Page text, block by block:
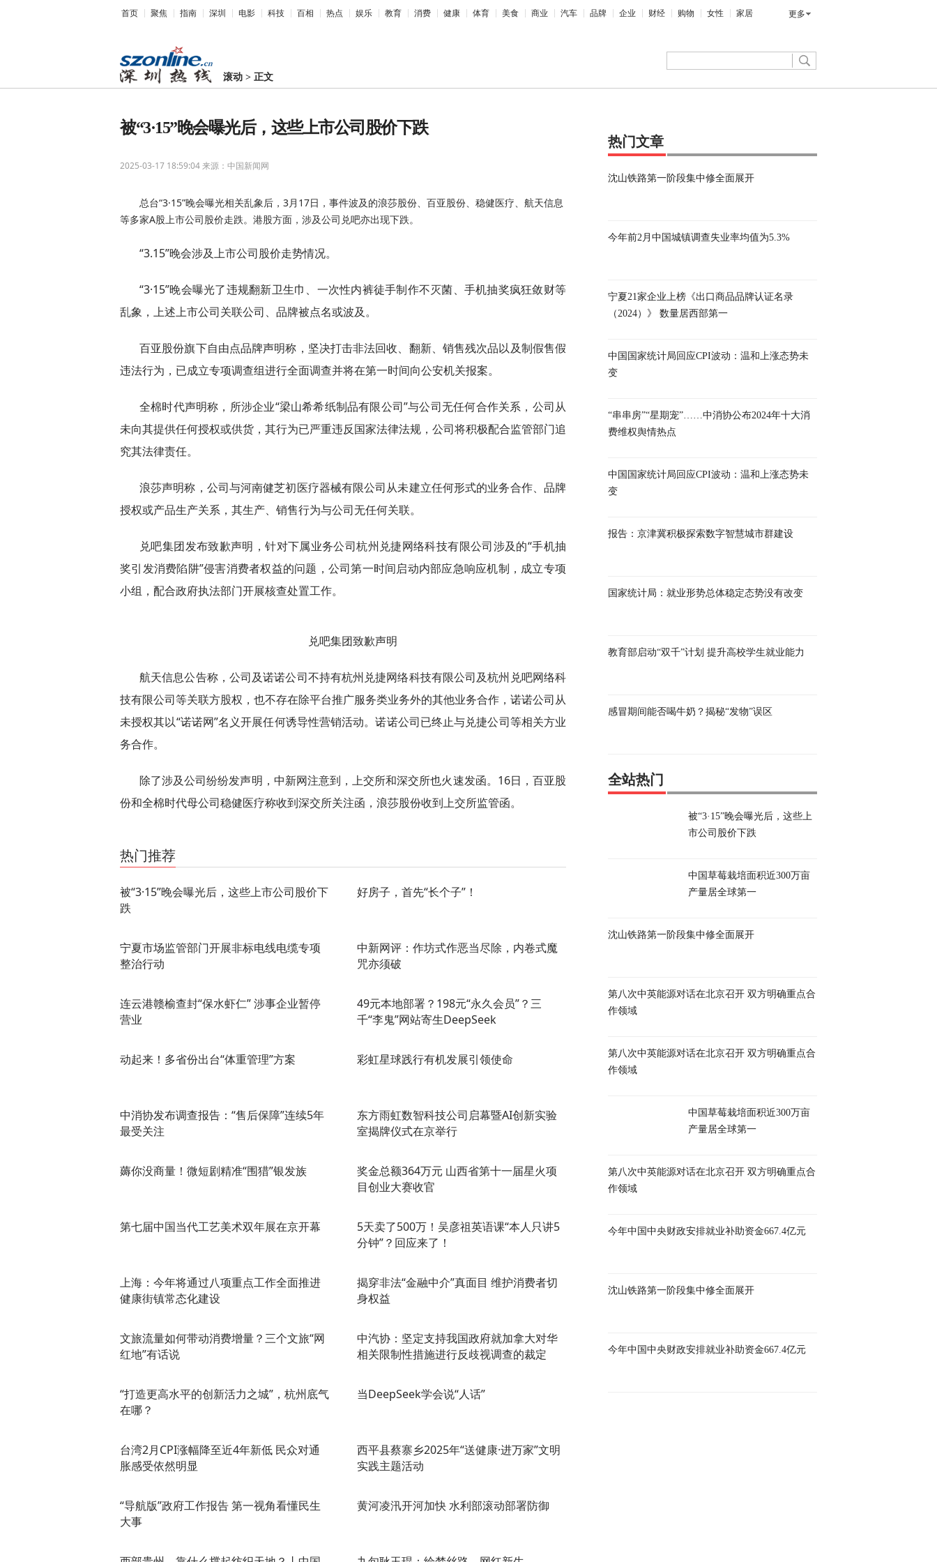
首页 聚焦 指南 深圳 电影 科技 百相 热点 娱乐 教育 消费 健康 体育 美食 商业 汽车 品牌 企业 财经 购物 女性 家居 更多
滚动 >正文
被“3·15”晚会曝光后，这些上市公司股价下跌
2025-03-17 18:59:04来源：中国新闻网
总台“3·15”晚会曝光相关乱象后，3月17日，事件波及的浪莎股份、百亚股份、稳健医疗、航天信息
等多家A股上市公司股价走跌。港股方面，涉及公司兑吧亦出现下跌。
“3.15”晚会涉及上市公司股价走势情况。
“3·15”晚会曝光了违规翻新卫生巾、一次性内裤徒手制作不灭菌、手机抽奖疯狂敛财等
乱象，上述上市公司关联公司、品牌被点名或波及。
百亚股份旗下自由点品牌声明称，坚决打击非法回收、翻新、销售残次品以及制假售假
违法行为，已成立专项调查组进行全面调查并将在第一时间向公安机关报案。
全棉时代声明称，所涉企业“梁山希希纸制品有限公司”与公司无任何合作关系，公司从
未向其提供任何授权或供货，其行为已严重违反国家法律法规，公司将积极配合监管部门追
究其法律责任。
浪莎声明称，公司与河南健芝初医疗器械有限公司从未建立任何形式的业务合作、品牌
授权或产品生产关系，其生产、销售行为与公司无任何关联。
兑吧集团发布致歉声明，针对下属业务公司杭州兑捷网络科技有限公司涉及的“手机抽
奖引发消费陷阱”侵害消费者权益的问题，公司第一时间启动内部应急响应机制，成立专项
小组，配合政府执法部门开展核查处置工作。
兑吧集团致歉声明
航天信息公告称，公司及诺诺公司不持有杭州兑捷网络科技有限公司及杭州兑吧网络科
技有限公司等关联方股权，也不存在除平台推广服务类业务外的其他业务合作，诺诺公司从
未授权其以“诺诺网”名义开展任何诱导性营销活动。诺诺公司已终止与兑捷公司等相关方业
务合作。
除了涉及公司纷纷发声明，中新网注意到，上交所和深交所也火速发函。16日，百亚股
份和全棉时代母公司稳健医疗称收到深交所关注函，浪莎股份收到上交所监管函。
热门推荐
被“3·15”晚会曝光后，这些上市公司股价下
跌
好房子，首先“长个子”！
宁夏市场监管部门开展非标电线电缆专项
整治行动
中新网评：作坊式作恶当尽除，内卷式魔
咒亦须破
连云港赣榆查封“保水虾仁” 涉事企业暂停
营业
49元本地部署？198元“永久会员”？三
千“李鬼”网站寄生DeepSeek
动起来！多省份出台“体重管理”方案 彩虹星球践行有机发展引领使命
中消协发布调查报告：“售后保障”连续5年
最受关注
东方雨虹数智科技公司启幕暨AI创新实验
室揭牌仪式在京举行
薅你没商量！微短剧精准“围猎”银发族
奖金总额364万元 山西省第十一届星火项
目创业大赛收官
第七届中国当代工艺美术双年展在京开幕
5天卖了500万！吴彦祖英语课“本人只讲5
分钟”？回应来了！
上海：今年将通过八项重点工作全面推进
健康街镇常态化建设
揭穿非法“金融中介”真面目 维护消费者切
身权益
文旅流量如何带动消费增量？三个文旅“网
红地”有话说
中汽协：坚定支持我国政府就加拿大对华
相关限制性措施进行反歧视调查的裁定
“打造更高水平的创新活力之城”，杭州底气
在哪？
当DeepSeek学会说“人话”
台湾2月CPI涨幅降至近4年新低 民众对通
胀感受依然明显
西平县蔡寨乡2025年“送健康·进万家”文明
实践主题活动
“导航版”政府工作报告 第一视角看懂民生
大事
黄河凌汛开河加快 水利部滚动部署防御
热门文章
沈山铁路第一阶段集中修全面展开
今年前2月中国城镇调查失业率均值为5.3%
宁夏21家企业上榜《出口商品品牌认证名录
（2024）》 数量居西部第一
中国国家统计局回应CPI波动：温和上涨态势未
变
“串串房”“星期宠”……中消协公布2024年十大消
费维权舆情热点
中国国家统计局回应CPI波动：温和上涨态势未
变
报告：京津冀积极探索数字智慧城市群建设
国家统计局：就业形势总体稳定态势没有改变
教育部启动“双千”计划 提升高校学生就业能力
感冒期间能否喝牛奶？揭秘“发物”误区
全站热门
被“3·15”晚会曝光后，这些上
市公司股价下跌
中国草莓栽培面积近300万亩
产量居全球第一
沈山铁路第一阶段集中修全面展开
第八次中英能源对话在北京召开 双方明确重点合
作领域
第八次中英能源对话在北京召开 双方明确重点合
作领域
中国草莓栽培面积近300万亩
产量居全球第一
第八次中英能源对话在北京召开 双方明确重点合
作领域
今年中国中央财政安排就业补助资金667.4亿元
沈山铁路第一阶段集中修全面展开
今年中国中央财政安排就业补助资金667.4亿元